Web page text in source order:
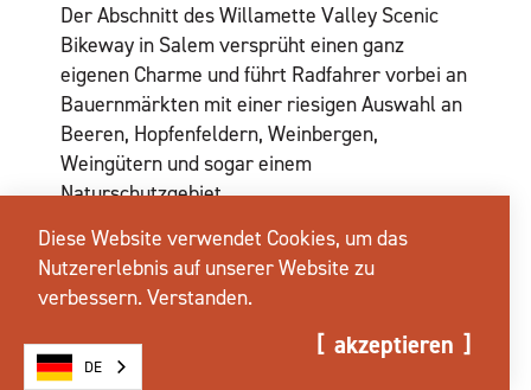
Der Abschnitt des Willamette Valley Scenic
Bikeway in Salem versprüht einen ganz
eigenen Charme und führt Radfahrer vorbei an
Bauernmärkten mit einer riesigen Auswahl an
Beeren, Hopfenfeldern, Weinbergen,
Weingütern und sogar einem
Naturschutzgebiet.
mehr erfahren
Diese Website verwendet Cookies, um das
Nutzererlebnis auf unserer Website zu
verbessern.Verstanden.
akzeptieren
DE